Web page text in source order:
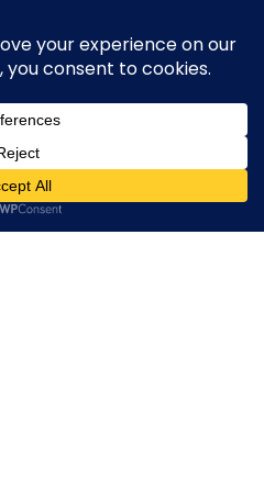
of l1stylish and
IMG_43480 Comments